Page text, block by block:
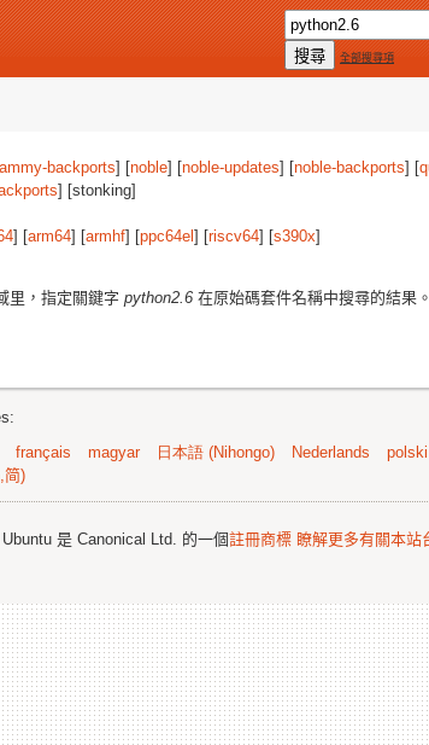
全部搜尋項
backports] [noble] [noble-updates] [noble-backports] [
] [stonking]
] [arm64] [armhf] [ppc64el ] [riscv64] [s390x]
里，指定關鍵字 python2.6 在原始碼套件名稱中搜尋的結果。
français magyar 日本語 (Nihongo) Nederlands polski
简)
Ubuntu 是 Canonical Ltd. 的一個註冊商標 瞭解更多有關本站